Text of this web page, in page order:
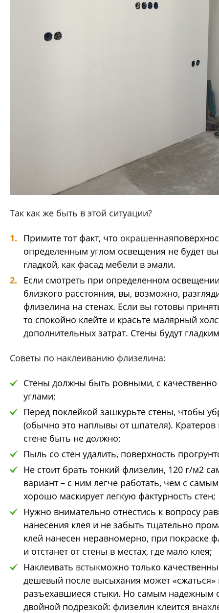
Так как же быть в этой ситуации?
Примите тот факт, что окрашенная
определенным углом освещения не будет
гладкой, как фасад мебели в эмали.
Если смотреть при определенном
близкого расстояния, вы, возможно,
флизелина на стенах. Если вы готовы
то спокойно клейте и красьте малярный
дополнительных затрат. Стены будут
Советы по наклеиванию флизелина:
Стены должны быть ровными, с
углами;
Перед поклейкой зашкурьте стены, чтобы
(обычно это наплывы от шпателя).
стене быть не должно;
Пыль со стен удалить, поверхность
Не стоит брать тонкий флизелин, 120 г/м2
вариант – с ним легче работать, чем с
хорошо маскирует легкую фактурность стен;
Нужно внимательно отнестись к вопросу
нанесения клея и не забыть тщательно
клей нанесен неравномерно, при покраске
и отстанет от стены в местах, где мало клея;
Наклеивать встыкможно только
дешевый после высыхания может «сжаться»
разъехавшиеся стыки. Но самым надежным
двойной подрезкой: флизелин клеится